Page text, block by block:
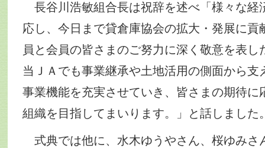
長谷川浩敏組合長は祝辞を述べ「様々な経
応し、今日まで貸倉庫協会の拡大・発展に貢
員と会員の皆さまのご努力に深く敬意を表し
当ＪＡでも事業継承や土地活用の側面から支
事業機能を充実させていき、皆さまの期待に
組織を目指してまいります。」と話しました
式典では他に、水木ゆうやさん、桜ゆみさ